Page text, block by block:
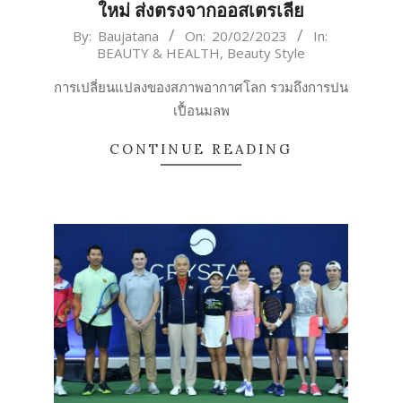
ใหม่ ส่งตรงจากออสเตรเลีย
2023-
By: Baujatana On: 20/02/2023
In:
BEAUTY & HEALTH, Beauty Style
การเปลี่ยนแปลงของสภาพอากาศโลก รวมถึงการปน
เปื้อนมลพ
CONTINUE READING